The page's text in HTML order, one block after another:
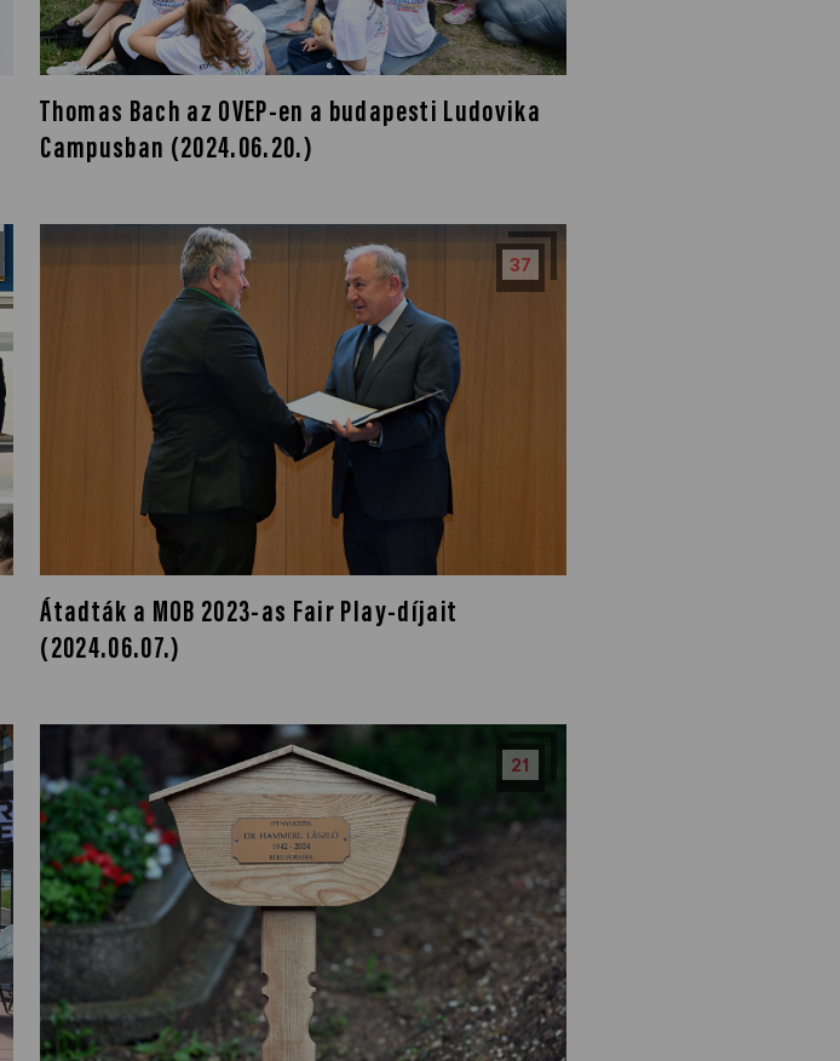
Thomas Bach az OVEP-en a budapesti Ludovika
Campusban (2024.06.20.)
Átadták a MOB 2023-as Fair Play-díjait
(2024.06.07.)
37
21